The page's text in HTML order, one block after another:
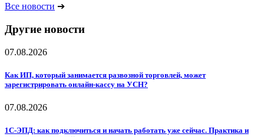
Все новости ➔
Другие новости
07.08.2026
Как ИП, который занимается развозной торговлей, может
зарегистрировать онлайн-кассу на УСН?
07.08.2026
1С-ЭПД: как подключиться и начать работать уже сейчас. Практика и